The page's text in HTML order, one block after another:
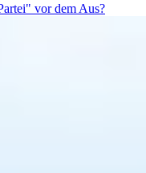
vor dem Aus?